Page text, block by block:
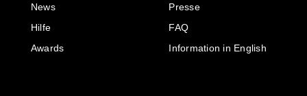
News
Hilfe
Awards
Presse
FAQ
Information in English